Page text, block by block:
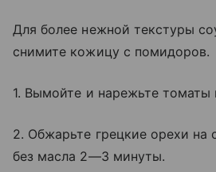
Для более нежной текстуры
снимите кожицу с помидоров.
1. Вымойте и нарежьте томаты
2. Обжарьте грецкие орехи на
без масла 2—3 минуты.